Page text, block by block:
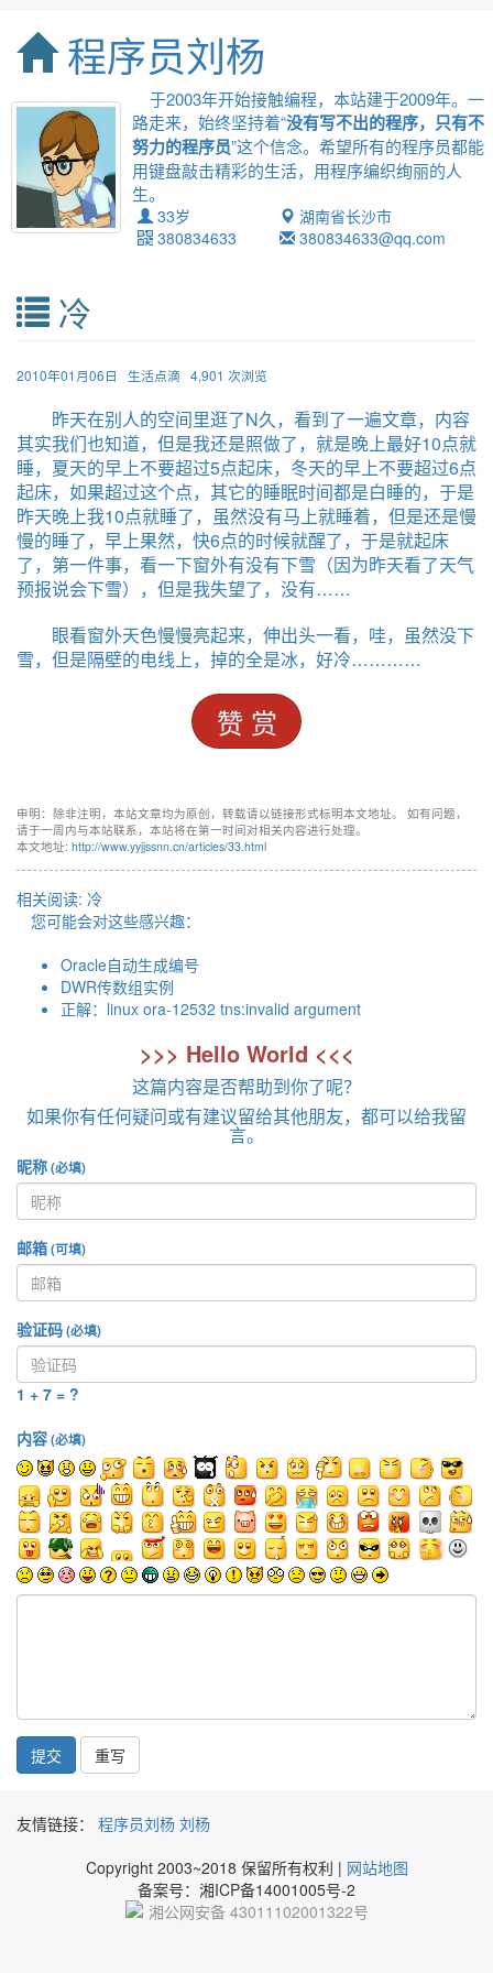
程序员刘杨
于2003年开始接触编程，本站建于2009年。一
路走来，始终坚持着“没有写不出的程序，只有不
努力的程序员”这个信念。希望所有的程序员都能
用键盘敲击精彩的生活，用程序编织绚丽的人
生。
33岁
湖南省长沙市
380834633
380834633@qq.com
冷
2010年01月06日 生活点滴 4,901 次浏览
昨天在别人的空间里逛了N久，看到了一遍文章，内容
其实我们也知道，但是我还是照做了，就是晚上最好10点就
睡，夏天的早上不要超过5点起床，冬天的早上不要超过6点
起床，如果超过这个点，其它的睡眠时间都是白睡的，于是
昨天晚上我10点就睡了，虽然没有马上就睡着，但是还是慢
慢的睡了，早上果然，快6点的时候就醒了，于是就起床
了，第一件事，看一下窗外有没有下雪（因为昨天看了天气
预报说会下雪），但是我失望了，没有……
眼看窗外天色慢慢亮起来，伸出头一看，哇，虽然没下
雪，但是隔壁的电线上，掉的全是冰，好冷…………
赞 赏
申明：除非注明，本站文章均为原创，转载请以链接形式标明本文地址。 如有问题，
请于一周内与本站联系，本站将在第一时间对相关内容进行处理。
本文地址: http://www.yyjjssnn.cn/articles/33.html
相关阅读: 冷
您可能会对这些感兴趣：
Oracle自动生成编号
DWR传数组实例
正解：linux ora-12532 tns:invalid argument
>>> Hello World <<<
这篇内容是否帮助到你了呢？
如果你有任何疑问或有建议留给其他朋友，都可以给我留
言。
昵称(必填)
邮箱(可填)
验证码(必填)
1 + 7 = ?
内容(必填)
提交
友情链接： 程序员刘杨 刘杨
Copyright 2003~2018 保留所有权利 | 网站地图
备案号：湘ICP备14001005号-2
湘公网安备 43011102001322号